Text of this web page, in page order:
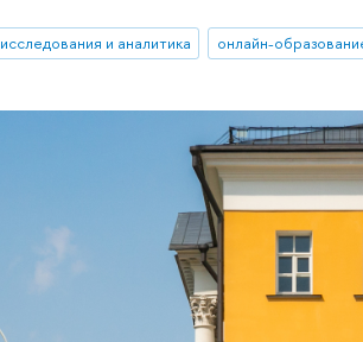
исследования и аналитика онлайн-